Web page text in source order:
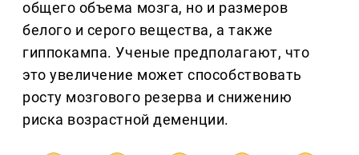
общего объема мозга, но и размеров
белого и серого вещества, а также
гиппокампа. Ученые предполагают, что
это увеличение может способствовать
росту мозгового резерва и снижению
риска возрастной деменции.